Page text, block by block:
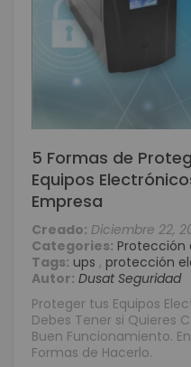
5 Formas de
Equipos
Empresa
Creado: Diciembre 22,
Categories: Protección
Tags: ups , protección
Autor: Dusat Seguridad
Proteger tus Equipos
Debes Tener si Quieres
Buen Funcionamiento.
Formas de Hacerlo.